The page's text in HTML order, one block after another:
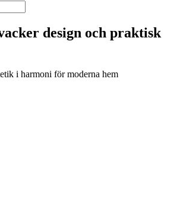
design och praktisk
i harmoni för moderna hem